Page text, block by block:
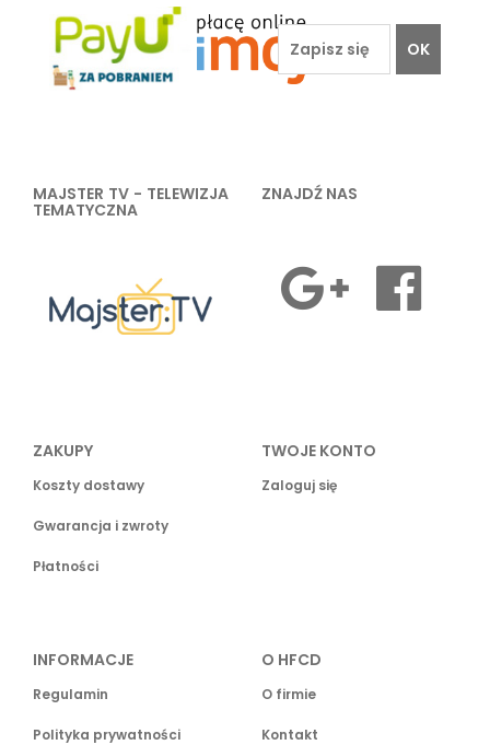
OK
MAJSTER TV - TELEWIZJA
TEMATYCZNA
ZNAJDŹ NAS
ZAKUPY
Koszty dostawy
Gwarancja i zwroty
Płatności
TWOJE KONTO
Zaloguj się
INFORMACJE
Regulamin
Polityka prywatności
O HFCD
O firmie
Kontakt